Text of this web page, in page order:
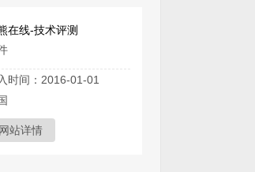
在线-技术评测
时间：2016-01-01
网站详情